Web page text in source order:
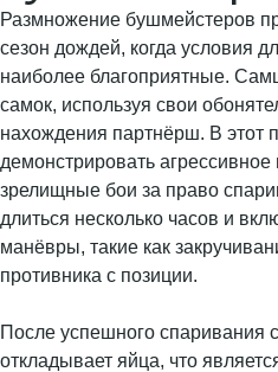
Размножение бушмейстеров
сезон дождей, когда условия
наиболее благоприятные.
самок, используя свои
нахождения партнёрш. В этот
демонстрировать
зрелищные бои за право
длиться несколько часов и
манёвры, такие как
противника с позиции.
После успешного спаривания
откладывает яйца, что